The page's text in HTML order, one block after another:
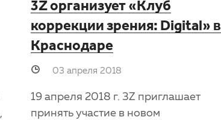
3Z организует «Клуб
коррекции зрения: Digital» в
Краснодаре
03 апреля 2018
19 апреля 2018 г. 3Z приглашает
принять участие в новом